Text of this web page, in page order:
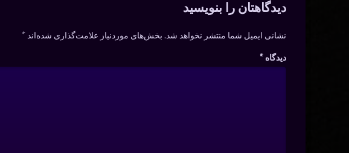
دیدگاه‌ها
دیدگاهتان را بنویسید
نشانی ایمیل شما منتشر نخواهد شد. بخش‌های موردنیاز علامت‌گذاری شده‌اند*
دیدگاه *